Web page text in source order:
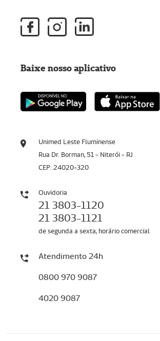
Unimed Leste Fluminense
Rua Dr. Borman, 51 - Niterói - RJ
CEP: 24020-320
Ouvidoria
21 3803-1120
21 3803-1121
de segunda a sexta, horário comercial
Atendimento 24h
0800 970 9087
4020 9087
Baixe nosso aplicativo